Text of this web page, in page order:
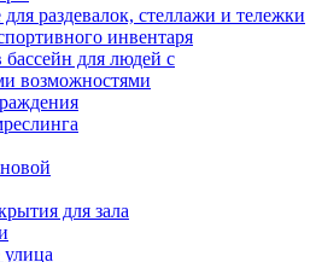
раздевалок, стеллажи и тележки
инвентаря
для людей с
возможностями
для зала